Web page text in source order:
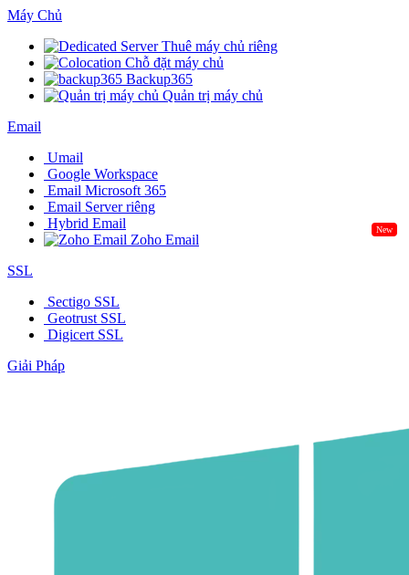
Máy Chủ
Thuê máy chủ riêng
Chỗ đặt máy chủ
Backup365
Quản trị máy chủ
Email
Umail
Google Workspace
Email Microsoft 365
Email Server riêng
Hybrid Email
New
Zoho Email
SSL
Sectigo SSL
Geotrust SSL
Digicert SSL
Giải Pháp